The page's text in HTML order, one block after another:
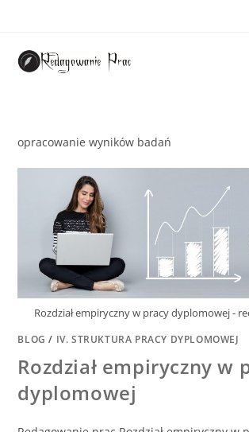
opracowanie wyników badań
Rozdział empiryczny w pracy dyplomowej -
BLOG / IV. STRUKTURA PRACY DYPLOMOWEJ
Rozdział empiryczny w
dyplomowej